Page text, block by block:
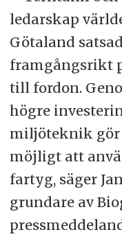
ledarskap
Götaland
framgångsrikt
till fordon.
högre
miljöteknik gör
möjligt att
fartyg, säger
grundare av